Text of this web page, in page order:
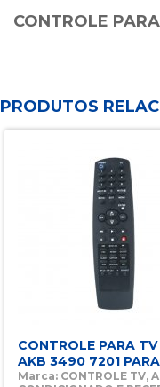
CONTROLE
PRODUTOS
CONTROLE PARA TV
AKB 3490 7201
Marca: CONTROLE TV,